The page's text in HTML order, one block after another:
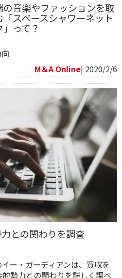
の音楽やファッションを取
「スペースシャワーネット
って？
M＆A Online| 2020/2/6
との関わりを調査
ー・ガーディアンは、買収を
勢力との関わりを詳しく調べ